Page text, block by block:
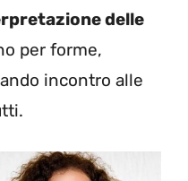
delle
per forme,
incontro alle